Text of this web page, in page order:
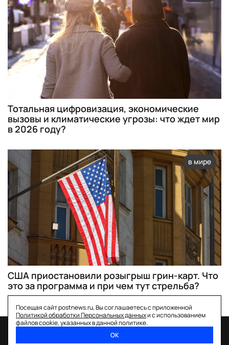
Тотальная цифровизация, экономические
вызовы и климатические угрозы: что ждет мир
в 2026 году?
в мире
США приостановили розыгрыш грин-карт. Что
это за программа и при чем тут стрельба?
Посещая сайт postnews.ru, Вы соглашаетесь с приложенной
Политикой обработки Персональных данныхи с использованием
файлов cookie, указанных в данной политике.
ОК